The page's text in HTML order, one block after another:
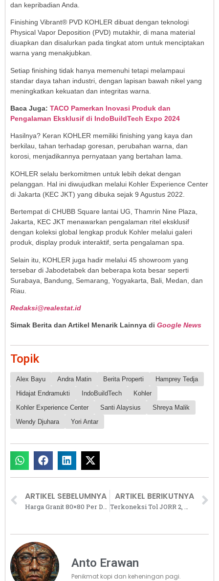
dan kepribadian Anda.
Finishing Vibrant® PVD KOHLER dibuat dengan teknologi
Physical Vapor Deposition (PVD) mutakhir, di mana material
diuapkan dan disalurkan pada tingkat atom untuk menciptakan
warna yang menakjubkan.
Setiap finishing tidak hanya memenuhi tetapi melampaui
standar daya tahan industri, dengan lapisan bawah nikel yang
meningkatkan kekuatan dan integritas warna.
Baca Juga: TACO Pamerkan Inovasi Produk dan
Pengalaman Eksklusif di IndoBuildTech Expo 2024
Hasilnya? Keran KOHLER memiliki finishing yang kaya dan
berkilau, tahan terhadap goresan, perubahan warna, dan
korosi, menjadikannya pernyataan yang bertahan lama.
KOHLER selalu berkomitmen untuk lebih dekat dengan
pelanggan. Hal ini diwujudkan melalui Kohler Experience Center
di Jakarta (KEC JKT) yang dibuka sejak 9 Agustus 2022.
Bertempat di CHUBB Square lantai UG, Thamrin Nine Plaza,
Jakarta, KEC JKT menawarkan pengalaman ritel eksklusif
dengan koleksi global lengkap produk Kohler melalui galeri
produk, display produk interaktif, serta pengalaman spa.
Selain itu, KOHLER juga hadir melalui 45 showroom yang
tersebar di Jabodetabek dan beberapa kota besar seperti
Surabaya, Bandung, Semarang, Yogyakarta, Bali, Medan, dan
Riau.
Redaksi@realestat.id
Simak Berita dan Artikel Menarik Lainnya di Google News
Topik
Alex Bayu Andra Matin Berita Properti
Hamprey Tedja
Hidajat Endramukti
IndoBuildTech
Kohler
Kohler Experience Center
Santi Alaysius
Shreya Malik
Wendy Djuhara
Yori Antar
ARTIKEL SEBELUMNYA
Harga Granit 80×80 Per Dus Terbaru (Agustus) 2024 Berbagai Merk, Murah!
ARTIKEL BERIKUTNYA
Terkoneksi Tol JORR 2, Metland Transyogi Cibubur Makin Prospektif
Anto Erawan
Penikmat kopi dan keheningan pagi.